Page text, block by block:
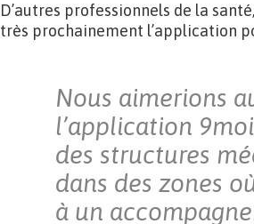
D’autres professionnels de la
très prochainement l’application
Nous aimerions
l’application
des structures
dans des zones
à un